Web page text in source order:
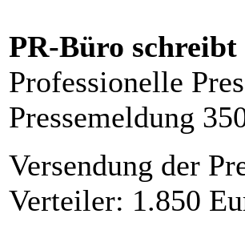
PR-Büro
Professionelle
Pressemeldung
Versendung der
Verteiler: 1.850